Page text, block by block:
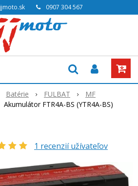
0907 304 567
Batérie FULBAT
MF
Akumulátor FTR4A-BS (YTR4A-BS)
1 recenzií užívateľov